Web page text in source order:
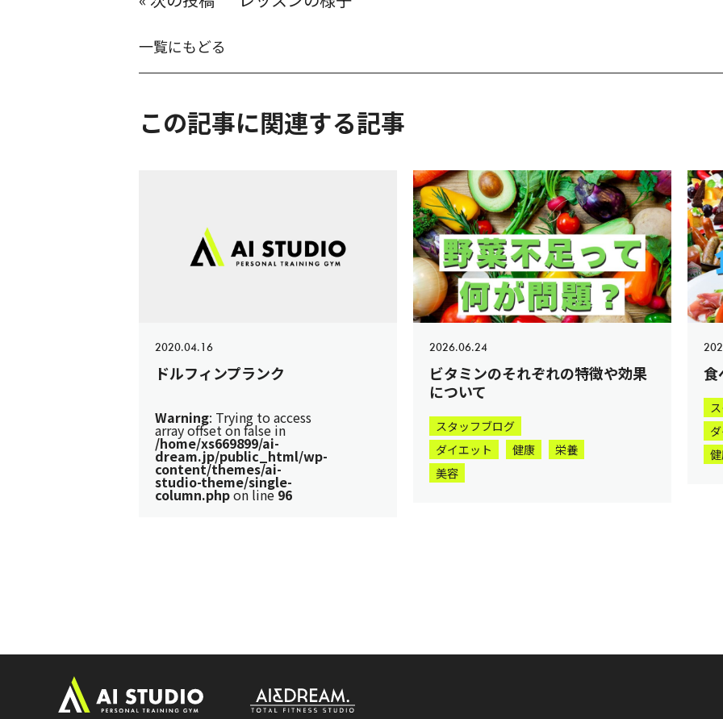
ョ
一覧にもどる
この記事に関連する記事
2020.04.16
ドルフィンプランク
Warning: Trying to access
array offset on false in
/home/xs669899/ai-
dream.jp/public_html/wp-
content/themes/ai-
studio-theme/single-
column.phpon line96
2026.06.24
ビタミンのそれぞれの特徴や効果
について
スタッフブログ
ダイエット
健康
栄養
美容
食